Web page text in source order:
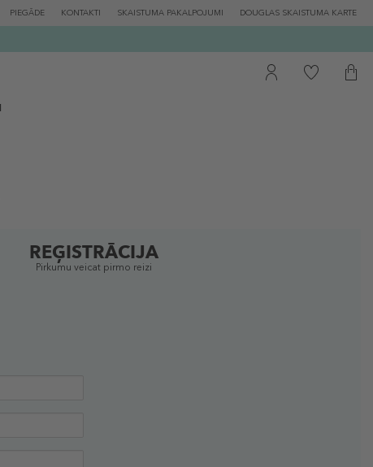
PIEGĀDE KONTAKTI SKAISTUMA PAKALPOJUMI DOUGLAS SKAISTUMA KARTE
REĢISTRĀCIJA
Pirkumu veicat pirmo reizi